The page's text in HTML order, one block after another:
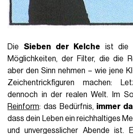
Die Sieben der Kelche ist die
Möglichkeiten, der Filter, die die
aber den Sinn nehmen – wie jene
Zeichentrickfiguren machen:
dennoch in der realen Welt. Im
Reinform: das Bedürfnis, immer
dass dein Leben ein reichhaltiges
und unvergesslicher Abende ist.